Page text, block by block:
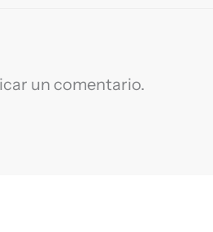
un comentario.